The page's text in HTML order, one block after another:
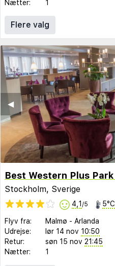
Nætter:
1
Flere valg
◀︎
Stockholm, Sverige
4,1 /5 5°C
Flyv fra: Malmø - Arlanda
Udrejse:
lør 14 nov 10:50
Retur:
søn 15 nov 21:45
Nætter:
1